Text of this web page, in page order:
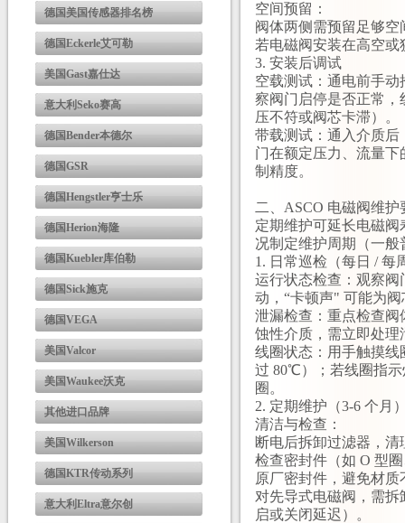
德国美国传感器排名榜
德国Eckerle艾可勒
美国Gast嘉仕达
意大利Seko赛高
德国Bender本德尔
德国GSR
德国Hengstler亨士乐
德国Herion海隆
德国Kuebler库伯勒
德国Sick施克
德国VEGA
美国Valcor
美国Waukee沃克
其他进口品牌
美国Wilkerson
德国KTR传动系列
意大利Eltra意尔创
空间预留：
阀体两侧需预留足够空
若电磁阀安装在高空
3. 安装后调试
空载测试：通电前手
察阀门启停是否正常
压不符或阀芯卡滞）。
带载测试：通入介质
门在额定压力、流量
制精度。
二、ASCO 电磁阀维护
定期维护可延长电磁阀
况制定维护周期（一般
1. 日常巡检（每日 / 每
运行状态检查：观察
动，“卡顿声" 可能为
泄漏检查：重点检查
蚀性介质，需立即处理
线圈状态：用手触摸
过 80℃）；若线圈指
圈。
2. 定期维护（3-6 个月
清洁与检查：
断电后拆卸过滤器，
检查密封件（如 O 型
原厂密封件，避免材
对先导式电磁阀，需
启或关闭延迟）。